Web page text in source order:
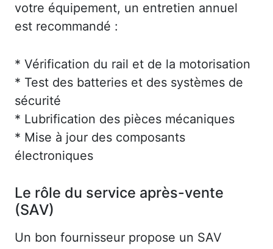
votre équipement, un entretien annuel
est recommandé :
* Vérification du rail et de la motorisation
* Test des batteries et des systèmes de
sécurité
* Lubrification des pièces mécaniques
* Mise à jour des composants
électroniques
Le rôle du service après-vente
(SAV)
Un bon fournisseur propose un SAV